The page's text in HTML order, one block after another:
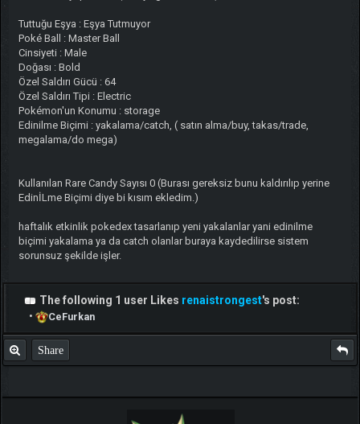
Tuttuğu Eşya : Eşya Tutmuyor
Poké Ball : Master Ball
Cinsiyeti : Male
Doğası : Bold
Özel Saldırı Gücü : 64
Özel Saldırı Tipi : Electric
Pokémon'un Konumu : storage
Edinilme Biçimi : yakalama/catch, ( satın alma/buy, takas/trade,
megalama/do mega)
Kullanılan Rare Candy Sayısı 0 (Burası gereksiz bunu kaldırılıp yerine
EdinİLme Biçimi diye bi kısım ekledim.)
haftalık etkinlik pokedex tasarlanıp yeni yakalanlar yani edinilme
biçimi yakalama ya da catch olanlar buraya kaydedilirse sistem
sorunsuz şekilde işler.
The following 1 user Likes renaistrongest's post:
•
CeFurkan
Share